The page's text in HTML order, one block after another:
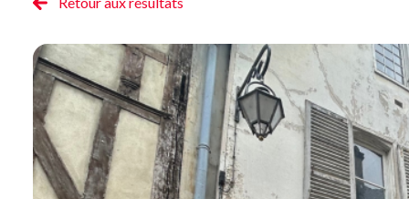
Vendre
Biens
vendus
Alerte
E-mail